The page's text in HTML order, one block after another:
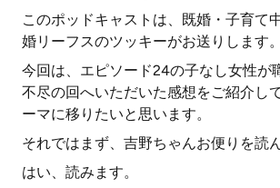
このポッドキャストは、既婚・子育て
婚リーフスのツッキーがお送りします。
今回は、エピソード24の子なし女性が
不尽の回へいただいた感想をご紹介し
ーマに移りたいと思います。
それではまず、吉野ちゃんお便りを読
はい、読みます。